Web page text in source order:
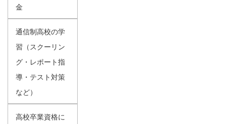
金
通信制高校の学
習（スクーリン
グ・レポート指
導・テスト対策
など）
高校卒業資格に